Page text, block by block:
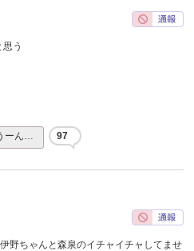
う
ーん… 97
野ちゃんと森泉のイチャイチャしてませ